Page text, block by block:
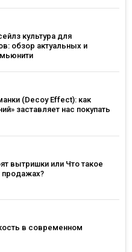
культура для
обзор актуальных и
(Decoy Effect): как
заставляет нас покупать
вытришки или Что такое
продажах?
в современном